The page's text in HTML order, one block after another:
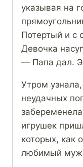
указывая на
Потертый и с
Девочка
— Папа дал.
Утром
неудачных
игрушек
которых, как
любимый муж